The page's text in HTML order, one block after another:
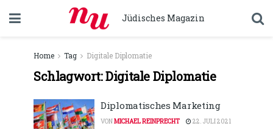
Jüdisches Magazin
Home Tag Digitale Diplomatie
Schlagwort:Digitale Diplomatie
Diplomatisches Marketing
VONMICHAEL REINPRECHT 22. JULI 2021